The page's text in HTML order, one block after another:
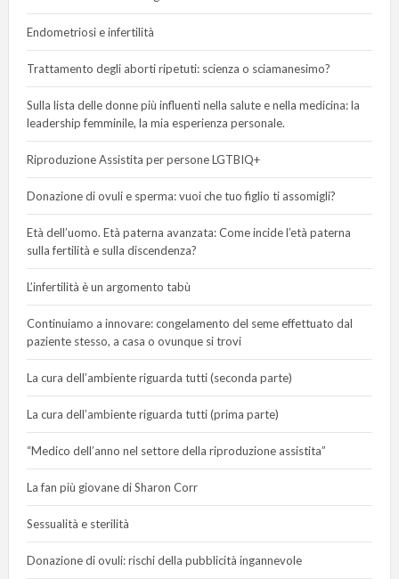
Endometriosi e infertilità
Trattamento degli aborti ripetuti: scienza o sciamanesimo?
Sulla lista delle donne più influenti nella salute e nella medicina: la
leadership femminile, la mia esperienza personale.
Riproduzione Assistita per persone LGTBIQ+
Donazione di ovuli e sperma: vuoi che tuo figlio ti assomigli?
Età dell’uomo. Età paterna avanzata: Come incide l’età paterna
sulla fertilità e sulla discendenza?
L’infertilità è un argomento tabù
Continuiamo a innovare: congelamento del seme effettuato dal
paziente stesso, a casa o ovunque si trovi
La cura dell’ambiente riguarda tutti (seconda parte)
La cura dell’ambiente riguarda tutti (prima parte)
“Medico dell’anno nel settore della riproduzione assistita”
La fan più giovane di Sharon Corr
Sessualità e sterilità
Donazione di ovuli: rischi della pubblicità ingannevole